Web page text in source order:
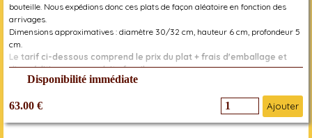
bouteille. Nous expédions donc ces plats de façon aléatoire en fonction des
arrivages.
Dimensions approximatives : diamètre 30/32 cm, hauteur 6 cm, profondeur 5
cm.
Le tarif ci-dessous comprend le prix du plat + frais d'emballage et
d'expédition pour produits fragiles
Réf. 2000000007496
Disponibilité immédiate
63.00 € Ajouter